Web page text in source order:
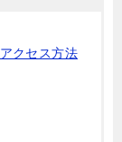
クセス方法